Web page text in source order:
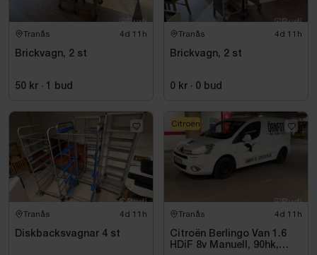
Tranås 4d 11h
Brickvagn, 2 st
50 kr · 1 bud
Tranås 4d 11h
Brickvagn, 2 st
0 kr · 0 bud
Tranås 4d 11h
Diskbacksvagnar 4 st
Tranås 4d 11h
Citroën Berlingo Van 1.6
HDiF 8v Manuell, 90hk,
Citroën